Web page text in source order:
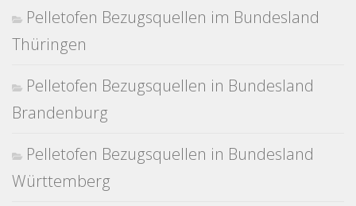
Pelletofen Bezugsquellen im Bundesland
Thüringen
Pelletofen Bezugsquellen in Bundesland
Brandenburg
Pelletofen Bezugsquellen in Bundesland
Württemberg